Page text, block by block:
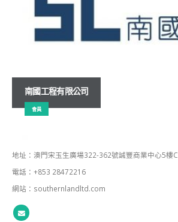
南國工程有限公司
會員
地址：澳門宋玉生廣場322-362號誠豐商業中心5樓C
電話：+853 28472216
網站：southernlandltd.com